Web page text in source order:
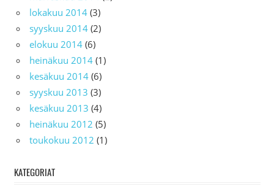
lokakuu 2014 (3)
syyskuu 2014 (2)
elokuu 2014 (6)
heinäkuu 2014 (1)
kesäkuu 2014 (6)
syyskuu 2013 (3)
kesäkuu 2013 (4)
heinäkuu 2012 (5)
toukokuu 2012 (1)
KATEGORIAT